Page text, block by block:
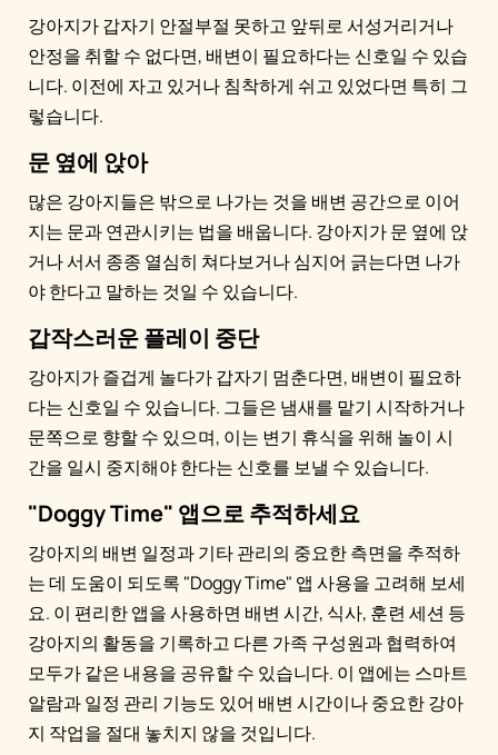
강아지가 갑자기 안절부절 못하고 앞뒤로 서성거리거나
안정을 취할 수 없다면, 배변이 필요하다는 신호일 수 있습
니다. 이전에 자고 있거나 침착하게 쉬고 있었다면 특히 그
렇습니다.
문 옆에 앉아
많은 강아지들은 밖으로 나가는 것을 배변 공간으로 이어
지는 문과 연관시키는 법을 배웁니다. 강아지가 문 옆에 앉
거나 서서 종종 열심히 쳐다보거나 심지어 긁는다면 나가
야 한다고 말하는 것일 수 있습니다.
갑작스러운 플레이 중단
강아지가 즐겁게 놀다가 갑자기 멈춘다면, 배변이 필요하
다는 신호일 수 있습니다. 그들은 냄새를 맡기 시작하거나
문쪽으로 향할 수 있으며, 이는 변기 휴식을 위해 놀이 시
간을 일시 중지해야 한다는 신호를 보낼 수 있습니다.
"Doggy Time" 앱으로 추적하세요
강아지의 배변 일정과 기타 관리의 중요한 측면을 추적하
는 데 도움이 되도록 "Doggy Time" 앱 사용을 고려해 보세
요. 이 편리한 앱을 사용하면 배변 시간, 식사, 훈련 세션 등
강아지의 활동을 기록하고 다른 가족 구성원과 협력하여
모두가 같은 내용을 공유할 수 있습니다. 이 앱에는 스마트
알람과 일정 관리 기능도 있어 배변 시간이나 중요한 강아
지 작업을 절대 놓치지 않을 것입니다.